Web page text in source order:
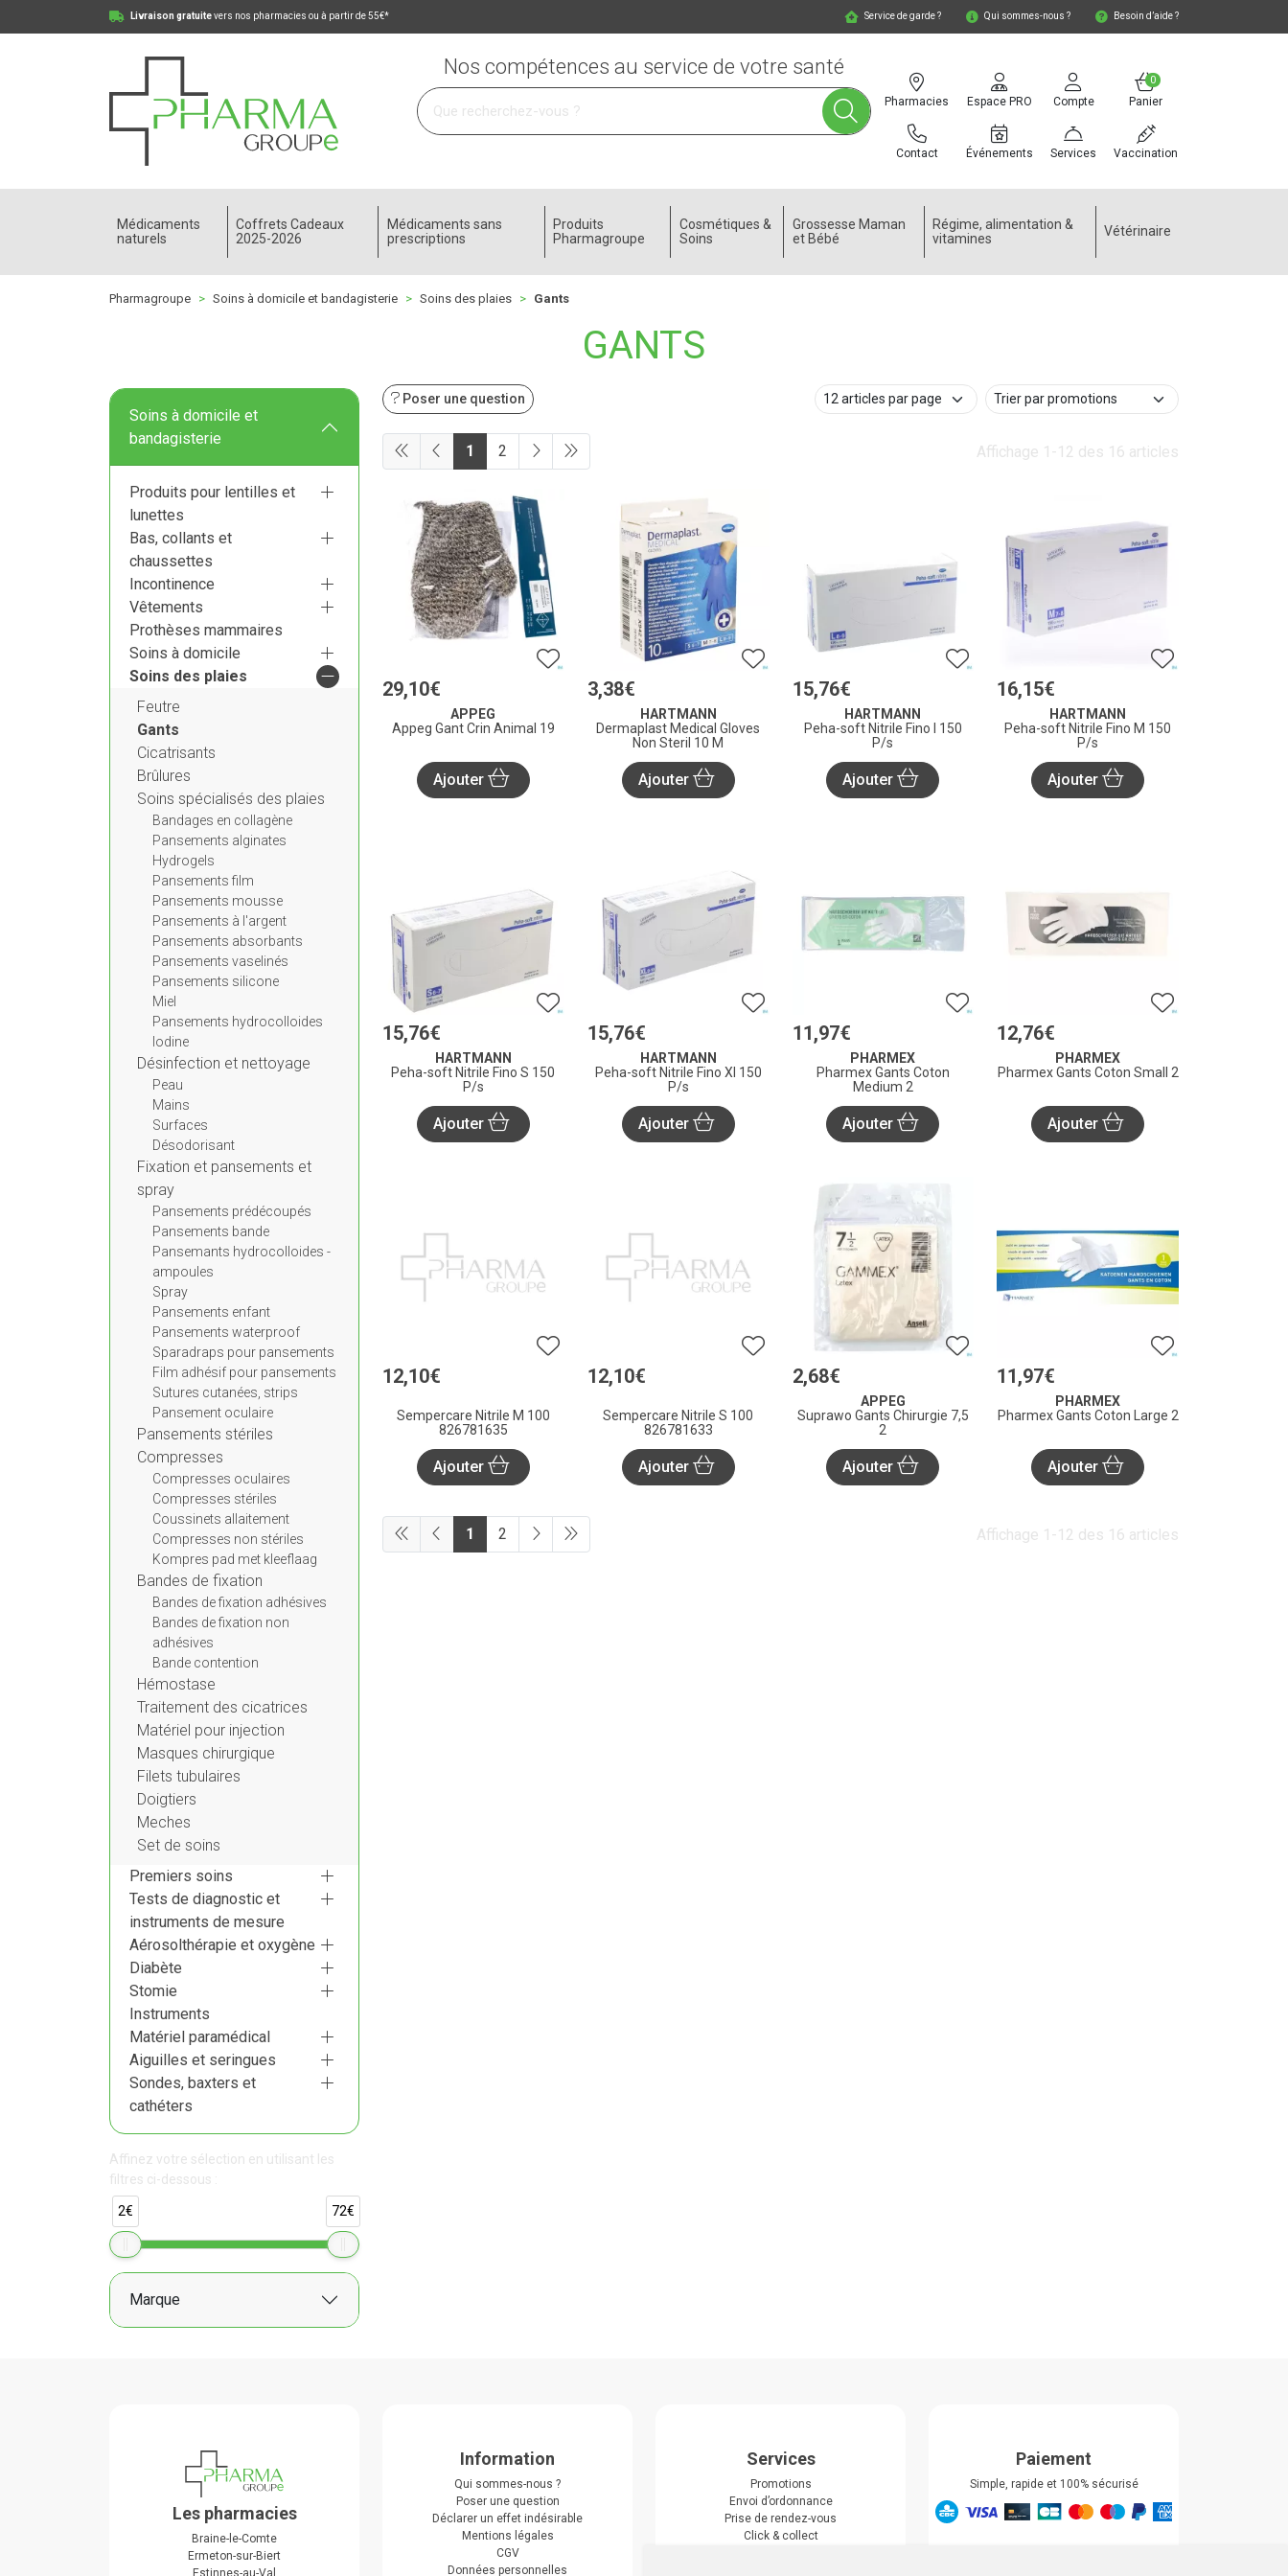
Livraison gratuitevers nos pharmacies ou à partir de 55€* Service de garde ? Qui sommes-nous ? Besoin d’aide ?
Pharmagroupe Votre pharmacie en ligne à votre service
Pharmacies
Contact
Espace PRO
Événements
Compte
Services
Panier
0
Vaccination
Nos compétences au service de votre santé
Médicaments
naturels
Coffrets Cadeaux
2025-2026
Médicaments sans
prescriptions
Produits
Pharmagroupe
Cosmétiques &
Soins
Grossesse Maman
et Bébé
Régime, alimentation &
vitamines
Vétérinaire
Pharmagroupe Soins à domicile et bandagisterie Soins des plaies Gants
GANTS
Poser une question
Affichage 1-12 des 16 articles
1 2
29,10€
APPEG
Appeg Gant Crin Animal 19
Ajouter
3,38€
HARTMANN
Dermaplast Medical Gloves
Non Steril 10 M
Ajouter
15,76€
HARTMANN
Peha-soft Nitrile Fino l 150
P/s
Ajouter
16,15€
HARTMANN
Peha-soft Nitrile Fino M 150
P/s
Ajouter
15,76€
HARTMANN
Peha-soft Nitrile Fino S 150
P/s
Ajouter
15,76€
HARTMANN
Peha-soft Nitrile Fino Xl 150
P/s
Ajouter
11,97€
PHARMEX
Pharmex Gants Coton
Medium 2
Ajouter
12,76€
PHARMEX
Pharmex Gants Coton Small 2
Ajouter
12,10€
Sempercare Nitrile M 100
826781635
Ajouter
12,10€
Sempercare Nitrile S 100
826781633
Ajouter
2,68€
APPEG
Suprawo Gants Chirurgie 7,5
2
Ajouter
11,97€
PHARMEX
Pharmex Gants Coton Large 2
Ajouter
Affichage 1-12 des 16 articles
1 2
Soins à domicile et
bandagisterie
Produits pour lentilles et
lunettes
Bas, collants et
chaussettes
Incontinence
Vêtements
Prothèses mammaires
Soins à domicile
Soins des plaies
Feutre
Gants
Cicatrisants
Brûlures
Soins spécialisés des plaies
Bandages en collagène
Pansements alginates
Hydrogels
Pansements film
Pansements mousse
Pansements à l'argent
Pansements absorbants
Pansements vaselinés
Pansements silicone
Miel
Pansements hydrocolloides
Iodine
Désinfection et nettoyage
Peau
Mains
Surfaces
Désodorisant
Fixation et pansements et
spray
Pansements prédécoupés
Pansements bande
Pansemants hydrocolloides -
ampoules
Spray
Pansements enfant
Pansements waterproof
Sparadraps pour pansements
Film adhésif pour pansements
Sutures cutanées, strips
Pansement oculaire
Pansements stériles
Compresses
Compresses oculaires
Compresses stériles
Coussinets allaitement
Compresses non stériles
Kompres pad met kleeflaag
Bandes de fixation
Bandes de fixation adhésives
Bandes de fixation non
adhésives
Bande contention
Hémostase
Traitement des cicatrices
Matériel pour injection
Masques chirurgique
Filets tubulaires
Doigtiers
Meches
Set de soins
Premiers soins
Tests de diagnostic et
instruments de mesure
Aérosolthérapie et oxygène
Diabète
Stomie
Instruments
Matériel paramédical
Aiguilles et seringues
Sondes, baxters et
cathéters
Affinez votre sélection en utilisant les
filtres ci-dessous :
2€ 72€
Marque
Les pharmacies
Braine-le-Comte
Ermeton-sur-Biert
Estinnes-au-Val
Information
Qui sommes-nous ?
Poser une question
Déclarer un effet indésirable
Mentions légales
CGV
Données personnelles
Services
Promotions
Envoi d’ordonnance
Prise de rendez-vous
Click & collect
Paiement
Simple, rapide et 100% sécurisé